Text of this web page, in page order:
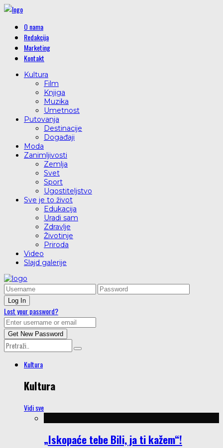
O nama
Redakcija
Marketing
Kontakt
Kultura
Film
Knjiga
Muzika
Umetnost
Putovanja
Destinacije
Događaji
Moda
Zanimljivosti
Zemlja
Svet
Sport
Ugostiteljstvo
Sve je to život
Edukacija
Uradi sam
Zdravlje
Životinje
Priroda
Video
Slajd galerije
Lost your password?
Kultura
Kultura
Vidi sve
„Iskopaće tebe Bili, ja ti kažem“!